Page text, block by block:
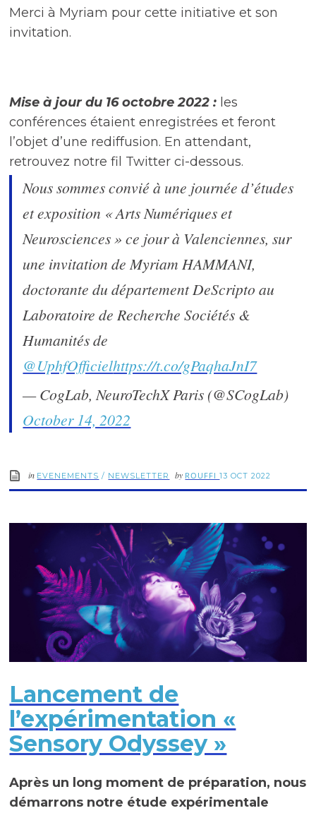
Merci à Myriam pour cette initiative et son
invitation.
Mise à jour du 16 octobre 2022 : les
conférences étaient enregistrées et feront
l’objet d’une rediffusion. En attendant,
retrouvez notre fil Twitter ci-dessous.
Nous sommes convié à une journée d’études
et exposition « Arts Numériques et
Neurosciences » ce jour à Valenciennes, sur
une invitation de Myriam HAMMANI,
doctorante du département DeScripto au
Laboratoire de Recherche Sociétés &
Humanités de
@UphfOfficielhttps://t.co/gPaqhaJnI7
— CogLab, NeuroTechX Paris (@SCogLab)
October 14, 2022
in EVENEMENTS / NEWSLETTER by ROUFFI13 OCT 2022
Lancement de
l’expérimentation «
Sensory Odyssey »
Après un long moment de préparation, nous
démarrons notre étude expérimentale